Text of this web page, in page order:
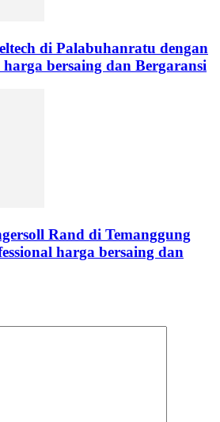
di Palabuhanratu dengan
harga bersaing dan Bergaransi
Rand di Temanggung
harga bersaing dan